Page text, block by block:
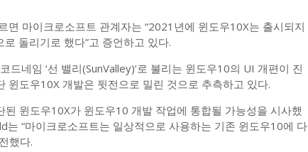
면 마이크로소프트 관계자는 “2021년에 윈도우10X는 출시되지
돌리기로 했다”고 증언하고 있다.
드네임 ‘선 밸리(SunValley)’로 불리는 윈도우10의 UI 개편이 진
윈도우10X 개발은 뒷전으로 밀린 것으로 추측하고 있다.
윈도우10X가 윈도우10 개발 작업에 통합될 가능성을 시사했
는 “마이크로소프트는 일상적으로 사용하는 기존 윈도우10에 다
했다.